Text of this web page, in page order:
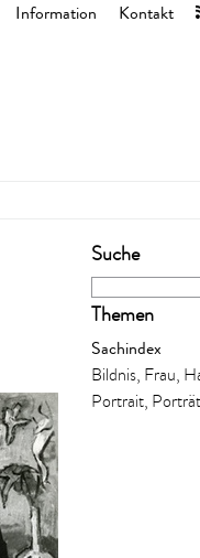
Information Kontakt
Suche
Themen
Sachindex
Bildnis, Frau,
Portrait, Porträt